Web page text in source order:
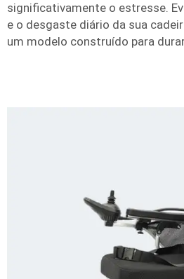
significativamente o estresse.
e o desgaste diário da sua
um modelo construído para